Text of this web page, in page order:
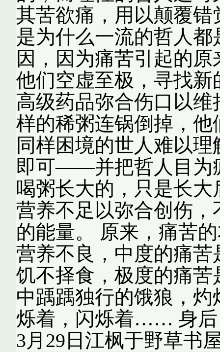
其苦欲痛，用以颠覆
是为什么一流的哲人
因，因为痛苦引起的
他们空虚至极，寻找
高级药品弥合伤口以
样的稀粥连锅倒掉，
同样困境的世人难以
即可——并把哲人目为
喝粥长大的，只是长
营养不足以弥合创伤
的能量。 原来，痛苦
营养不良，中度的痛
饥不择食，极度的痛
中踽踽独行的饿狼，
烁着，闪烁着…… 身后
3月29日江枫于野草书